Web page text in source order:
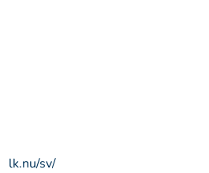
lk.nu/sv/